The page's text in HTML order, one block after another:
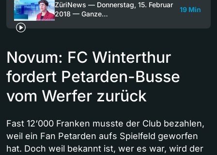
ZüriNews — Donnerstag, 15. Februar
2018 — Ganze…
19 Min
Novum: FC Winterthur
fordert Petarden-Busse
vom Werfer zurück
Fast 12‘000 Franken musste der Club bezahlen,
weil ein Fan Petarden aufs Spielfeld geworfen
hat. Doch weil bekannt ist, wer es war, wird der